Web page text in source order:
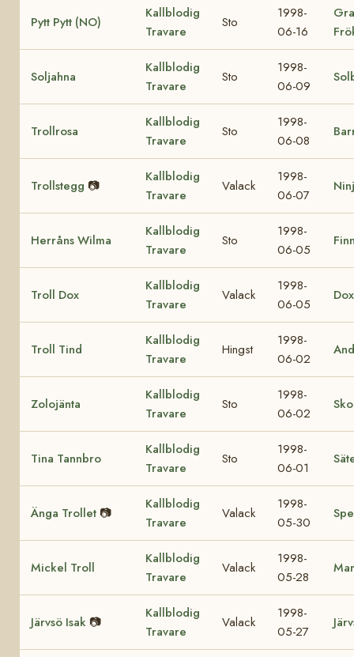
Pytt Pytt (NO)
Kallblodig
Travare
Sto
1998-
06-16
Soljahna
Kallblodig
Travare
Sto
1998-
06-09
Trollrosa
Kallblodig
Travare
Sto
1998-
06-08
Trollstegg 📷
Kallblodig
Travare
Valack
1998-
06-07
Herråns Wilma
Kallblodig
Travare
Sto
1998-
06-05
Troll Dox
Kallblodig
Travare
Valack
1998-
06-05
Troll Tind
Kallblodig
Travare
Hingst
1998-
06-02
Zolojänta
Kallblodig
Travare
Sto
1998-
06-02
Tina Tannbro
Kallblodig
Travare
Sto
1998-
06-01
Änga Trollet 📷
Kallblodig
Travare
Valack
1998-
05-30
Mickel Troll
Kallblodig
Travare
Valack
1998-
05-28
Järvsö Isak 📷
Kallblodig
Travare
Valack
1998-
05-27